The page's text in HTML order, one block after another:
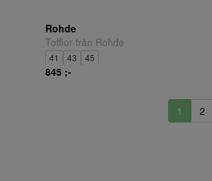
Rohde
Tofflor från Rohde
41 43 45
845 ;-
1 2